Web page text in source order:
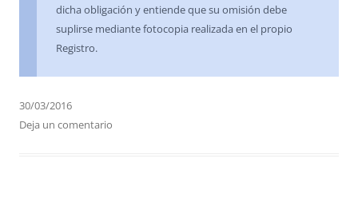
dicha obligación y entiende que su omisión debe
suplirse mediante fotocopia realizada en el propio
Registro.
30/03/2016
Deja un comentario